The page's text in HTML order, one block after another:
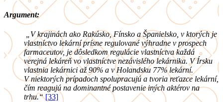
Argument:
„V krajinách ako Rakúsko, Fínsko a Španielsko, v ktorých je
vlastníctvo lekární prísne regulované výhradne v prospech
farmaceutov, je dôsledkom regulácie vlastníctva každá
verejná lekáreň vo vlastníctve nezávislého lekárnika. V Írsku
vlastnia lekárnici až 90% a v Holandsku 77% lekární.
V niektorých prípadoch spolupracujú a tvoria reťazce lekární,
čím reagujú na dominantné postavenie iných aktérov na
trhu.“[33]